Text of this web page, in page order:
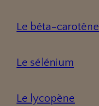
Le béta-carotène
Le sélénium
Le lycopène